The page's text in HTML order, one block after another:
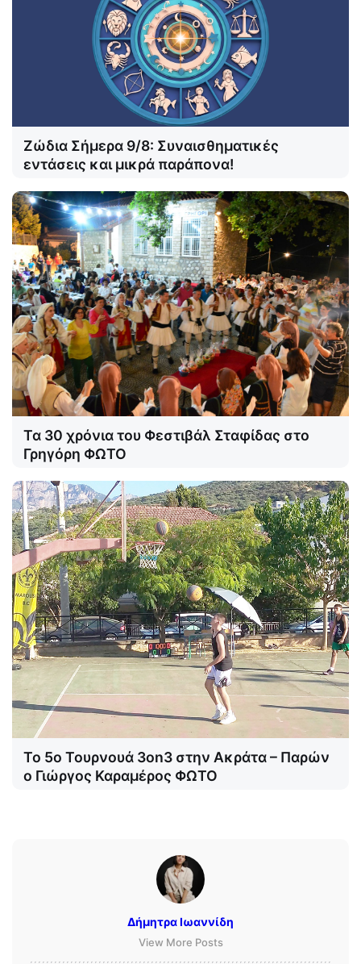
Ζώδια Σήμερα 9/8: Συναισθηματικές
εντάσεις και μικρά παράπονα!
Τα 30 χρόνια του Φεστιβάλ Σταφίδας στο
Γρηγόρη ΦΩΤΟ
Το 5ο Τουρνουά 3on3 στην Ακράτα – Παρών
ο Γιώργος Καραμέρος ΦΩΤΟ
Δήμητρα Ιωαννίδη
View More Posts